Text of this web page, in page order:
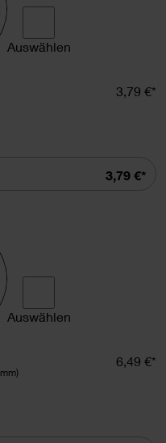
Auswählen
3,79 €*
Summe
3,79 €*
Auswählen
6,49 €*